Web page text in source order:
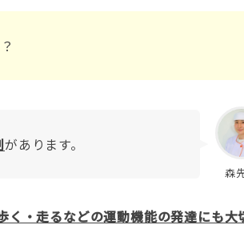
森
があります。
く・走るなどの運動機能の発達にも大